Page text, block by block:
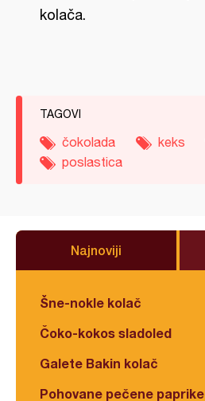
kolača.
TAGOVI
čokolada keks
poslastica
Najnoviji
Šne-nokle kolač
Čoko-kokos sladoled
Galete Bakin kolač
Pohovane pečene paprike